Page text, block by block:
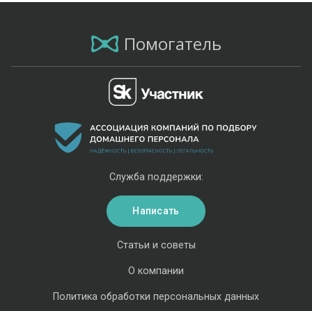
Помогатель
Статьи и советы
О компании
Политика обработки персональных данных
Служба поддержки:
Написать